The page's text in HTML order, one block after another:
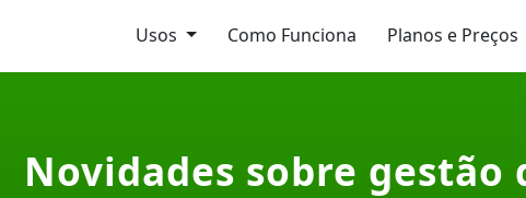
Usos Como Funciona Planos e Preços
Novidades sobre gestão